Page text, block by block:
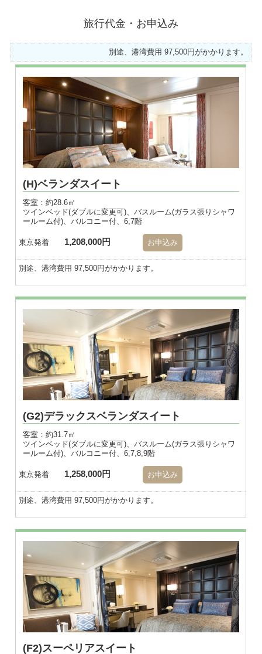
旅行代金・お申込み
別途、港湾費用 97,500円がかかります。
※画像はダブル
(H)ベランダスイート
客室：約28.6㎡
ツインベッド(ダブルに変更可)、バスルーム(ガラス張りシャワ
ールーム付)、バルコニー付、6,7階
東京発着 1,208,000円 お申込み
別途、港湾費用 97,500円がかかります。
※画像はダブル
(G2)デラックスベランダスイート
客室：約31.7㎡
ツインベッド(ダブルに変更可)、バスルーム(ガラス張りシャワ
ールーム付)、バルコニー付、6,7,8,9階
東京発着 1,258,000円 お申込み
別途、港湾費用 97,500円がかかります。
※画像はダブル
(F2)スーペリアスイート